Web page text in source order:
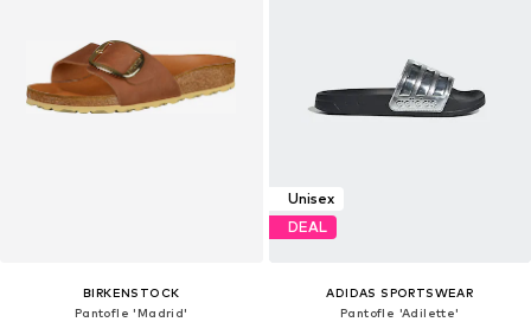
BIRKENSTOCK
Pantofle 'Madrid'
Unisex
DEAL
ADIDAS SPORTSWEAR
Pantofle 'Adilette'